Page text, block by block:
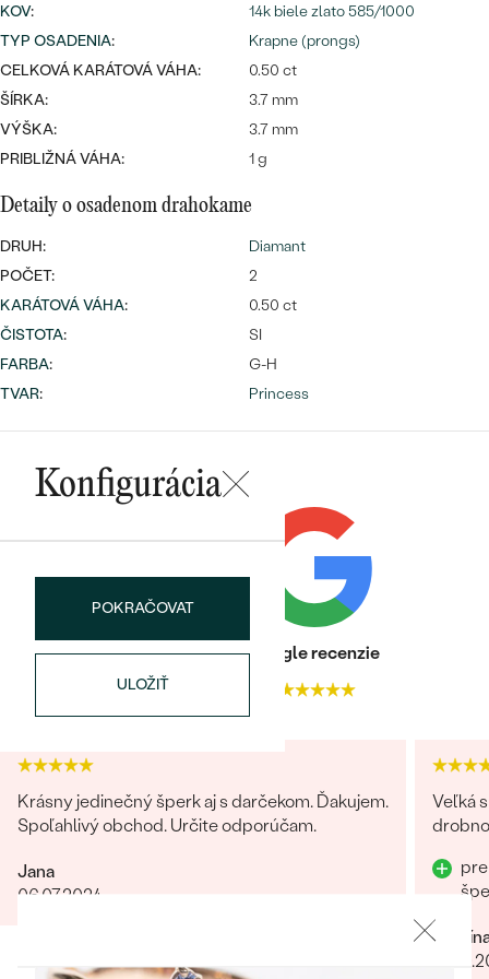
Najpredávanejšie
svadobné
PREZRIEŤ
DRAHOKAM
PODĽA MATERIÁLU
ZLATO
PLATINA
STRIEBRO
Wave kolekcia
S DRAHOKAMAMI
S LAB GROWN DIAMANTMI
S PERLAMI
PODĽA ŠTÝLU
PERSONALIZOVANÉ
SYMBOLICKÉ
MINIMALISTICKÉ
PODĽA FARBY
PODĽA TVARU DRAHOKAMU
NA MIERU
Najpredávanejšie
náušnice
PREZRIEŤ
CENOVO DOSTUPNÉ
LUXUSNÉ
Personalizované
prívesky
Najpredávanejšie
prstene
KOV:
14k biele zlato 585/1000
TYP OSADENIA:
Krapne (prongs)
CELKOVÁ KARÁTOVÁ VÁHA:
0.50 ct
ŠÍRKA:
3.7 mm
VÝŠKA:
3.7 mm
PRIBLIŽNÁ VÁHA:
1 g
Detaily o osadenom drahokame
DRUH:
Diamant
POČET:
2
KARÁTOVÁ VÁHA:
0.50 ct
ČISTOTA:
SI
FARBA:
G-H
TVAR: Princess
Konfigurácia
POKRAČOVAT
ULOŽIŤ
Heuréka recenzie
4.9
Google recenzie
Krásny jedinečný šperk aj s darčekom. Ďakujem.
Spoľahlivý obchod. Určite odporúčam.
Jana
06.07.2024
Veľká